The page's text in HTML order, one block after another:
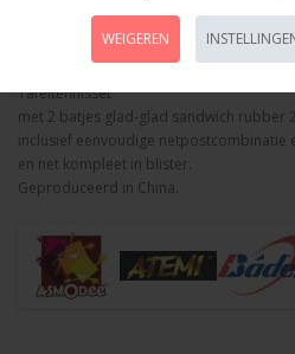
Omschrijving Foto hoge resolutie
Tafeltennisset
met 2 batjes glad-glad sandwich rubber
inclusief eenvoudige netpostcombinatie
en net kompleet in blister.
Geproduceerd in China.
WEIGEREN